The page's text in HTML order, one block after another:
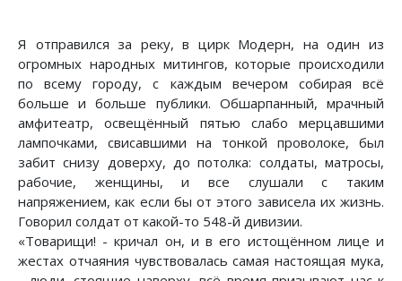
Я отправился за реку, в цирк Модерн, на один из
огромных народных митингов, которые происходили
по всему городу, с каждым вечером собирая всё
больше и больше публики. Обшарпанный, мрачный
амфитеатр, освещённый пятью слабо мерцавшими
лампочками, свисавшими на тонкой проволоке, был
забит снизу доверху, до потолка: солдаты, матросы,
рабочие, женщины, и все слушали с таким
напряжением, как если бы от этого зависела их жизнь.
Говорил солдат от какой-то 548-й дивизии.
«Товарищи! - кричал он, и в его истощённом лице и
жестах отчаяния чувствовалась самая настоящая мука,